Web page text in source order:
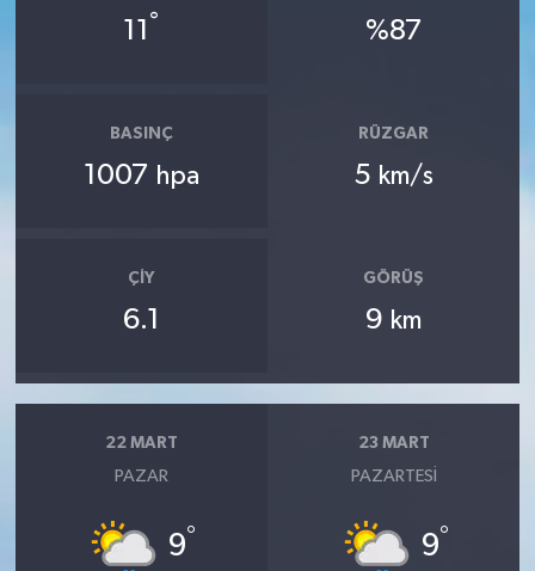
11 ° %87
BASINÇ
1007 hpa
RÜZGAR
5 km/s
ÇIY
6.1
GÖRÜŞ
9 km
22 MART
PAZAR
9°
23 MART
PAZARTESI
9°